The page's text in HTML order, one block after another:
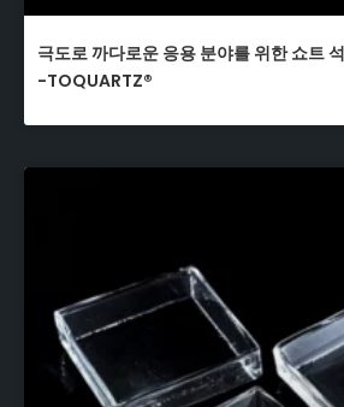
극도로 까다로운 응용 분야를 위한 쇼트
-TOQUARTZ®